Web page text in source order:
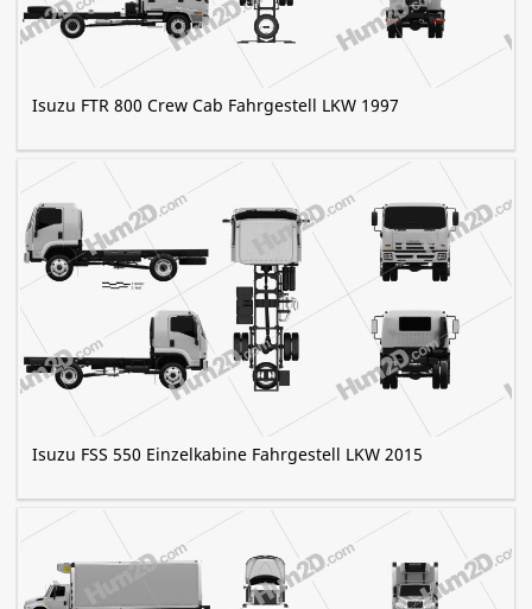
Isuzu FTR 800 Crew Cab Fahrgestell LKW 1997
Isuzu FSS 550 Einzelkabine Fahrgestell LKW 2015